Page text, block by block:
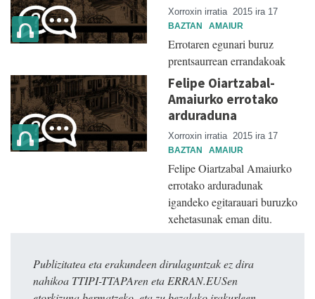
Xorroxin irratia 2015 ira 17
BAZTAN AMAIUR
Errotaren egunari buruz
prentsaurrean errandakoak
Felipe Oiartzabal-
Amaiurko errotako
arduraduna
Xorroxin irratia 2015 ira 17
BAZTAN AMAIUR
Felipe Oiartzabal Amaiurko
errotako arduradunak
igandeko egitarauari buruzko
xehetasunak eman ditu.
Publizitatea eta erakundeen dirulaguntzak ez dira
nahikoa TTIPI-TTAPAren eta ERRAN.EUSen